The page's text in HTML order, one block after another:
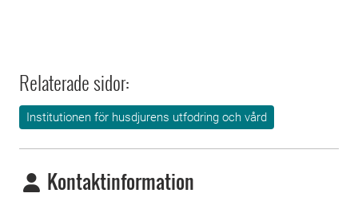
Relaterade sidor:
Institutionen för husdjurens utfodring och vård
Kontaktinformation